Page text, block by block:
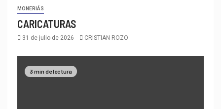
MONERIÁS
CARICATURAS
31 de julio de 2026 CRISTIAN ROZO
3 min de lectura